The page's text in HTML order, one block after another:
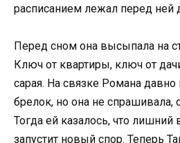
расписанием лежал перед ней
Перед сном она высыпала на
Ключ от квартиры, ключ от
сарая. На связке Романа
брелок, но она не спрашивала,
Тогда ей казалось, что лишний
запустит новый спор. Теперь